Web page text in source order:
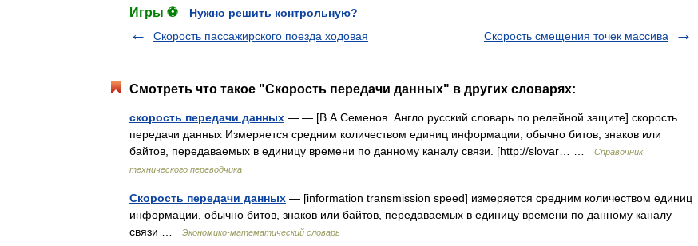
Игры ⚽
Нужно решить контрольную?
Скорость пассажирского поезда ходовая
Скорость смещения точек массива
Смотреть что такое "Скорость передачи данных" в других словарях:
скорость передачи данных — — [В.А.Семенов. Англо русский словарь по релейной защите] скорость
передачи данных Измеряется средним количеством единиц информации, обычно битов, знаков или
байтов, передаваемых в единицу времени по данному каналу связи. [http://slovar… …
Справочник
технического переводчика
Скорость передачи данных — [information transmission speed] измеряется средним количеством единиц
информации, обычно битов, знаков или байтов, передаваемых в единицу времени по данному каналу
связи …
Экономико-математический словарь